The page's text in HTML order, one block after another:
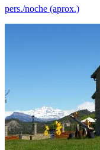
pers./noche (aprox.)